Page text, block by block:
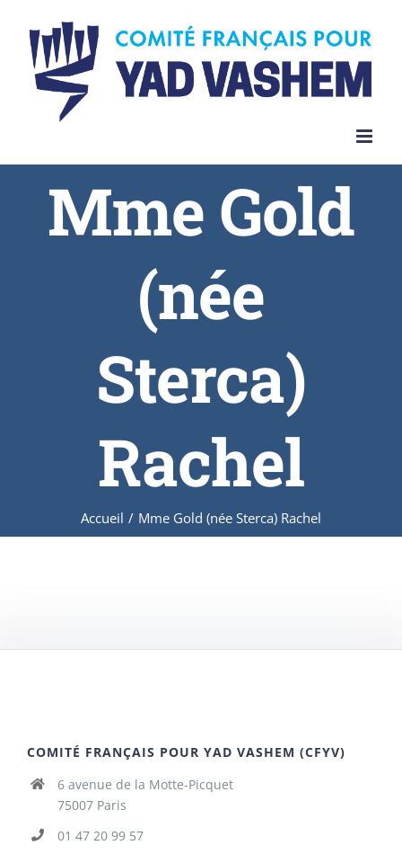
content
Mme Gold
(née
Sterca)
Rachel
Accueil / Mme Gold (née Sterca) Rachel
COMITÉ FRANÇAIS POUR YAD VASHEM (CFYV)
6 avenue de la Motte-Picquet
75007 Paris
01 47 20 99 57